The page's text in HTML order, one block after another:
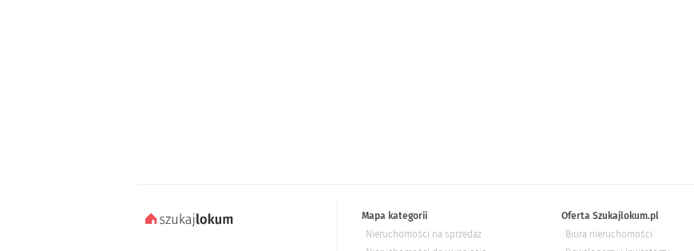
Mapa kategorii
Nieruchomości na sprzedaż
Oferta Szukajlokum.pl
Biura nieruchomości